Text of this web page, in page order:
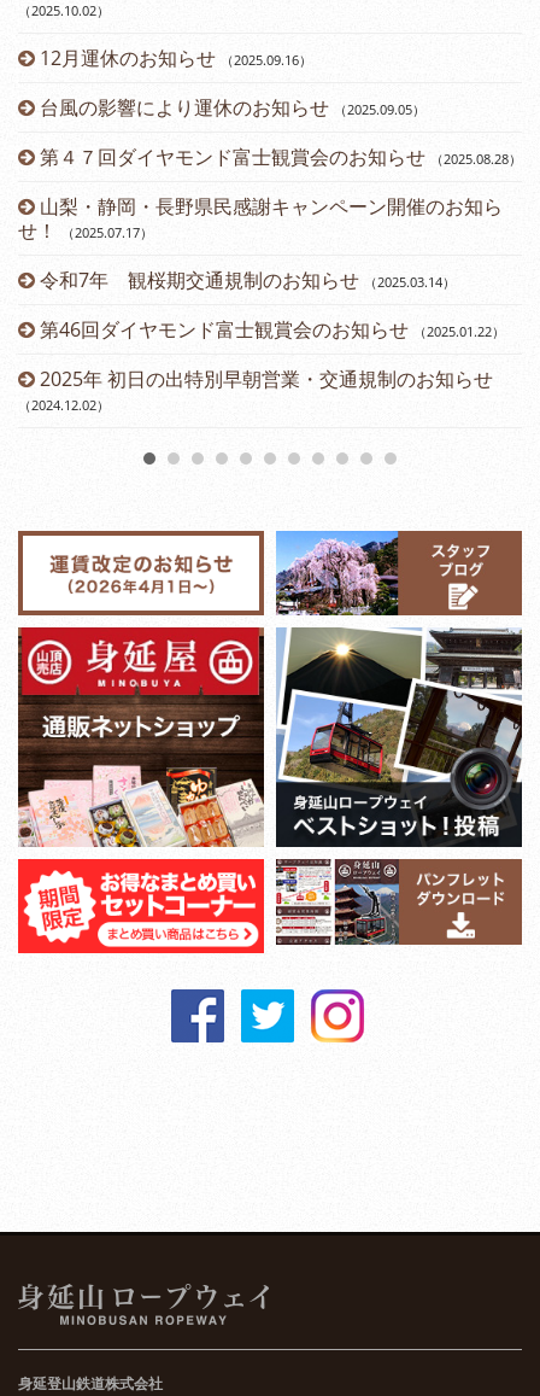
（2025.10.02）
12月運休のお知らせ （2025.09.16）
台風の影響により運休のお知らせ （2025.09.05）
第４７回ダイヤモンド富士観賞会のお知らせ （2025.08.28）
山梨・静岡・長野県民感謝キャンペーン開催のお知ら
せ！
（2025.07.17）
令和7年 観桜期交通規制のお知らせ （2025.03.14）
第46回ダイヤモンド富士観賞会のお知らせ （2025.01.22）
2025年 初日の出特別早朝営業・交通規制のお知らせ
（2024.12.02）
身延登山鉄道株式会社